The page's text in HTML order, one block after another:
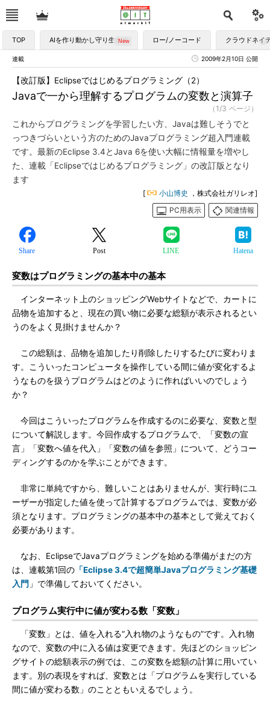
TOP AIを作り動かし守り生かす ロー/ノーコード クラウドネイ
連載 2009年2月10日 公開
Javaで一から理解するプログラムの変数と演算子
【改訂版】Eclipseではじめるプログラミング（2）
（1/3 ページ）
これからプログラミングを学習したい方、Javaは難しそうでと
っつきづらいという方のためのJavaプログラミング超入門連載
です。最新のEclipse 3.4とJava 6を使い大幅に情報量を増やし
た、連載「Eclipseではじめるプログラミング」の改訂版となり
ます
[ 小山博史
，株式会社ガリレオ]
PC用表示
関連情報
Share Post LINE Hatena
変数はプログラミングの基本中の基本
インターネット上のショッピングWebサイトなどで、カートに
品物を追加すると、現在の買い物に必要な総額が表示されるとい
うのをよく見掛けませんか？
この総額は、品物を追加したり削除したりするたびに変わりま
す。こういったコンピュータを操作している間に値が変化するよ
うなものを扱うプログラムはどのように作ればいいのでしょう
か？
今回はこういったプログラムを作成するのに必要な、変数と型
について解説します。今回作成するプログラムで、「変数の宣
言」「変数へ値を代入」「変数の値を参照」について、どうコー
ディングするのかを学ぶことができます。
非常に単純ですから、難しいことはありませんが、実行時にユ
ーザーが指定した値を使って計算するプログラムでは、変数が必
須となります。プログラミングの基本中の基本として覚えておく
必要があります。
なお、EclipseでJavaプログラミングを始める準備がまだの方
は、連載第1回の 「Eclipse 3.4で超簡単Javaプログラミング基礎
入門 」で準備しておいてください。
プログラム実行中に値が変わる数「変数」
「変数」とは、値を入れる“入れ物のようなもの”です。入れ物
なので、変数の中に入る値は変更できます。先ほどのショッピン
グサイトの総額表示の例では、この変数を総額の計算に用いてい
ます。別の表現をすれば、変数とは「プログラムを実行している
間に値が変わる数」のことともいえるでしょう。